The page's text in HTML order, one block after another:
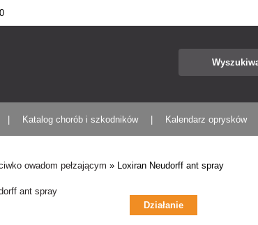
Katalog chorób i szkodników Kalendarz oprysków
owadom pełzającym » Loxiran Neudorff ant spray
Działanie